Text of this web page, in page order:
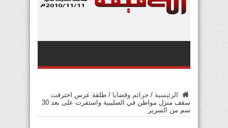
الرئيسية / جرائم وقضايا / طلقة عرس اخترقت
سقف منزل مواطن في الصليبية واستقرت على بعد 30
سم من السرير